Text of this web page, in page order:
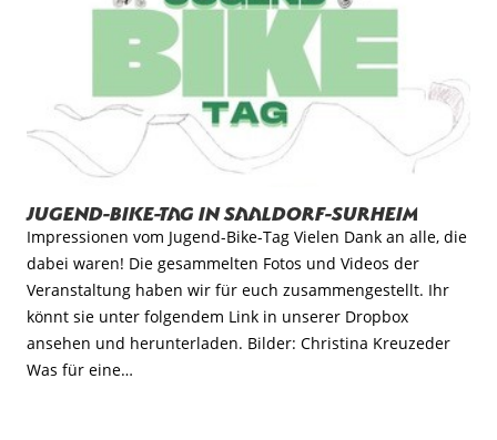
Jugend-Bike-Tag in Saaldorf-Surheim
Impressionen vom Jugend-Bike-Tag Vielen Dank an alle, die
dabei waren! Die gesammelten Fotos und Videos der
Veranstaltung haben wir für euch zusammengestellt. Ihr
könnt sie unter folgendem Link in unserer Dropbox
ansehen und herunterladen. Bilder: Christina Kreuzeder
Was für eine…